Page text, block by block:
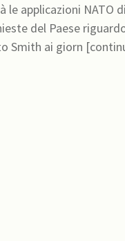
le applicazioni NATO
del Paese
Smith ai giorn